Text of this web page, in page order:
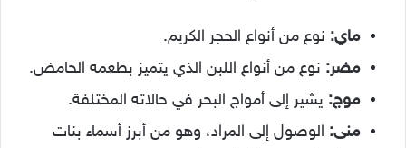
ماي: نوع من أنواع الحجر الكريم.
مضر: نوع من أنواع اللبن الذي يتميز بطعمه الحامض.
موج: يشير إلى أمواج البحر في حالاته المختلفة.
منى: الوصول إلى المراد، وهو من أبرز أسماء بنات